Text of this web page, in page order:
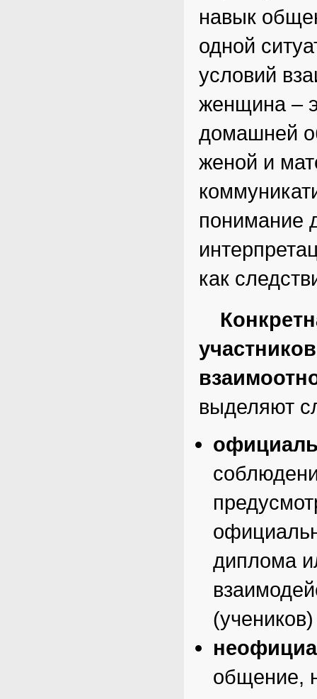
навык
одной
условий
женщина –
домашней
женой и
понимание
как
выделяют
диплома
общение,